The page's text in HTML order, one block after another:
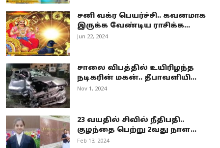
சனி வக்ர பெயர்ச்சி.. கவனமாக
இருக்க வேண்டிய ராசிக்க...
Jun 22, 2024
சாலை விபத்தில் உயிரிழந்த
நடிகரின் மகன்.. தீபாவளியி...
Nov 1, 2024
23 வயதில் சிவில் நீதிபதி..
குழந்தை பெற்று 2வது நாள...
Feb 13, 2024